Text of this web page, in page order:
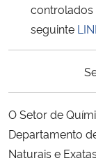
controlados
seguinte
O Setor de
Departamento
Naturais e